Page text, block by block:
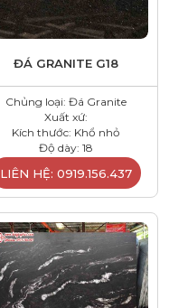
ĐÁ GRANITE G18
Chủng loại: Đá Granite
Xuất xứ:
Kích thước: Khổ nhỏ
Độ dày: 18
LIÊN HỆ: 0919.156.437